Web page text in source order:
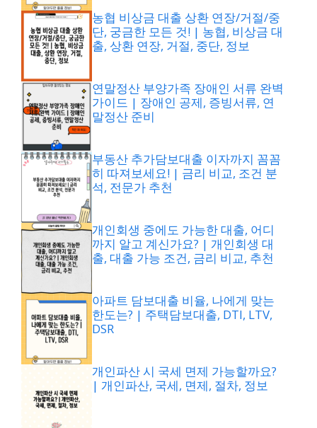
농협 비상금 대출 상환 연장/거절/중
단, 궁금한 모든 것! | 농협, 비상금 대
출, 상환 연장, 거절, 중단, 정보
연말정산 부양가족 장애인 서류 완벽
가이드 | 장애인 공제, 증빙서류, 연
말정산 준비
부동산 추가담보대출 이자까지 꼼꼼
히 따져보세요! | 금리 비교, 조건 분
석, 전문가 추천
개인회생 중에도 가능한 대출, 어디
까지 알고 계신가요? | 개인회생 대
출, 대출 가능 조건, 금리 비교, 추천
아파트 담보대출 비율, 나에게 맞는
한도는? | 주택담보대출, DTI, LTV,
DSR
개인파산 시 국세 면제 가능할까요?
| 개인파산, 국세, 면제, 절차, 정보